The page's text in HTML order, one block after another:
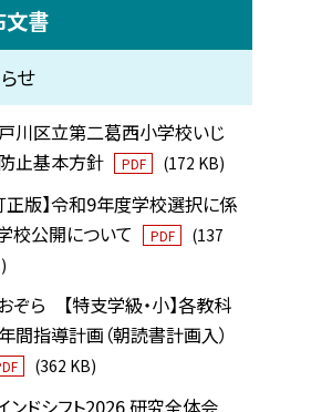
文書
せ
川区立第二葛西小学校いじ
止基本方針
PDF (172 KB)
正版】令和9年度学校選択に係
校公開について
PDF
(137
ぞら 【特支学級・小】各教科
間指導計画（朝読書計画入）
(362 KB)
ンドシフト2026 研究全体会